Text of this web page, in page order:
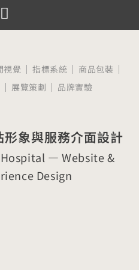
視覺 指標系統
商品包裝
展覽策劃 品牌實驗
象與服務介面設計
— Website &
Design